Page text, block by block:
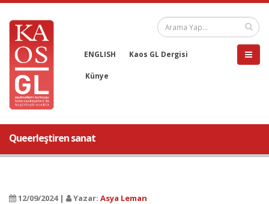
ENGLISH Kaos GL Dergisi
Künye
Queerleştiren sanat
12/09/2024 | Yazar: Asya Leman